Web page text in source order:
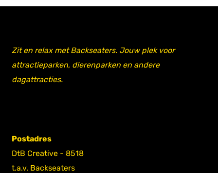
Zit en relax met Backseaters. Jouw plek voor
attractieparken, dierenparken en andere
dagattracties.
Postadres
DtB Creative - 8518
t.a.v. Backseaters